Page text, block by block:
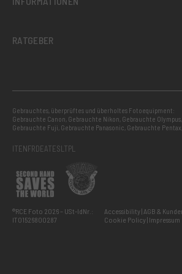
RATGEBER
Gebrauchtes, überprüftes und überholtes Fotoequipment:
Gebrauchte Canon, Gebrauchte Nikon, Gebrauchte Olympus,
Gebrauchte Fuji, Gebrauchte Panasonic, Gebrauchte Pentax
ITENFRDEATESLTPL
®RCE Foto 2026 – USt-IdNr.:
IT01526800287
Accessibility AGB &
Cookie Policy Impressum